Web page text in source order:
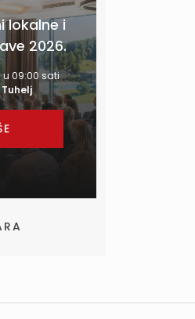
lokalne i
2026.
u 09:00 sati